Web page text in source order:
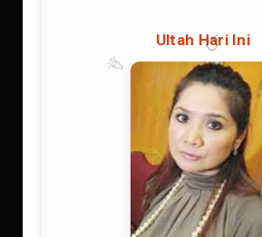
Maka ketika Gus Dur telah
resmi dicalonkan PKB untuk
presiden, Amien Rais tidak
mencalonkan diri. Ia dan Poros
mendukung pencalonan Gus
jadilah Gus Dur, dengan
yang sudah terganggu,